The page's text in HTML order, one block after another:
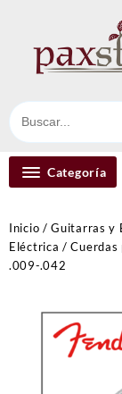
contenido
Categoría
Inicio /Guitarras y
Eléctrica / Cuerdas
.009-.042